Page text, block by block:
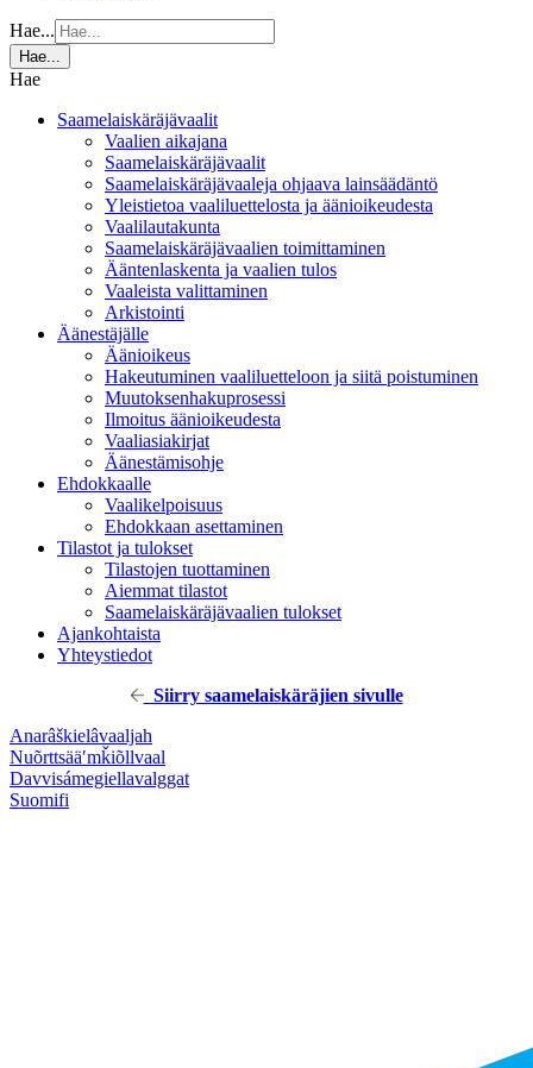
Hae...
Hae...
Hae
Saamelaiskäräjävaalit
Vaalien aikajana
Saamelaiskäräjävaalit
Saamelaiskäräjävaaleja ohjaava lainsäädäntö
Yleistietoa vaaliluettelosta ja äänioikeudesta
Vaalilautakunta
Saamelaiskäräjävaalien toimittaminen
Ääntenlaskenta ja vaalien tulos
Vaaleista valittaminen
Arkistointi
Äänestäjälle
Äänioikeus
Hakeutuminen vaaliluetteloon ja siitä poistuminen
Muutoksenhakuprosessi
Ilmoitus äänioikeudesta
Vaaliasiakirjat
Äänestämisohje
Ehdokkaalle
Vaalikelpoisuus
Ehdokkaan asettaminen
Tilastot ja tulokset
Tilastojen tuottaminen
Aiemmat tilastot
Saamelaiskäräjävaalien tulokset
Ajankohtaista
Yhteystiedot
Siirry saamelaiskäräjien sivulle
Anarâškielâvaaljah
Nuõrttsääʹmǩiõllvaal
Davvisámegiellavalggat
Suomifi